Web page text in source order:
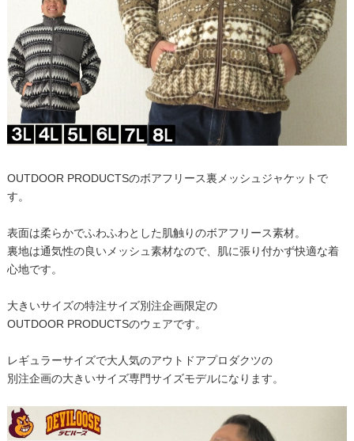
OUTDOOR PRODUCTSのボアフリース裏メッシュジャケットで
す。
表面は柔らかでふわふわとした肌触りのボアフリース素材。
裏地は通気性の良いメッシュ素材なので、肌に張り付かず快適な着
心地です。
大きいサイズの特注サイズ別注企画限定の
OUTDOOR PRODUCTSのウェアです。
レギュラーサイズで大人気のアウトドアプロダクツの
別注企画の大きいサイズ専門サイズモデルになります。